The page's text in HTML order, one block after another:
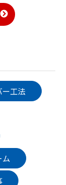
工法
ム